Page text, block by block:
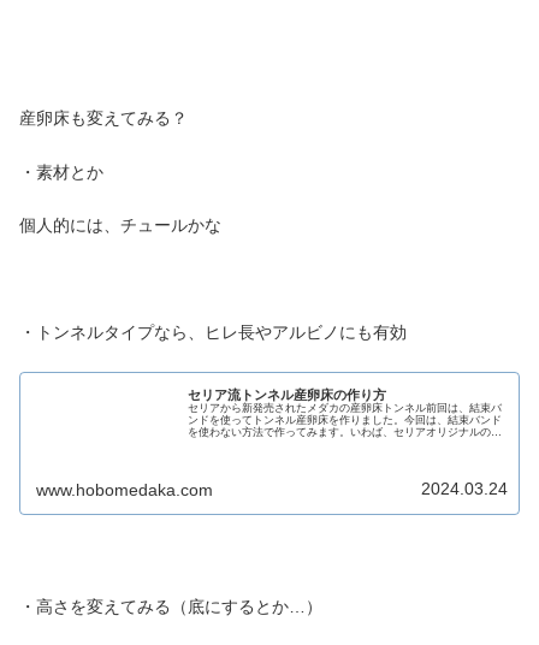
産卵床も変えてみる？
・素材とか
個人的には、チュールかな
・トンネルタイプなら、ヒレ長やアルビノにも有効
セリア流トンネル産卵床の作り方
セリアから新発売されたメダカの産卵床トンネル前回は、結束バ
ンドを使ってトンネル産卵床を作りました。今回は、結束バンド
を使わない方法で作ってみます。いわば、セリアオリジナルの作
www.hobomedaka.com 2024.03.24
・高さを変えてみる（底にするとか…）